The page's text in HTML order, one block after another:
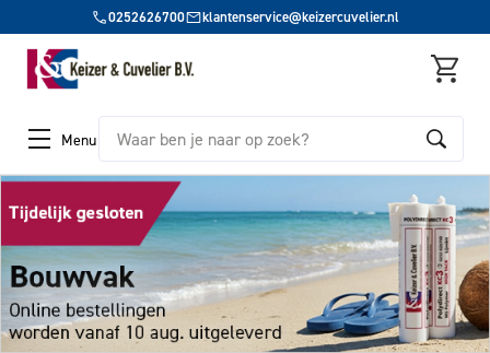
0252626700 klantenservice@keizercuvelier.nl
Menu Zoeken